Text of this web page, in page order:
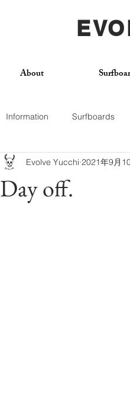
About
Information Surfboards
Photos Surf Trip
Day off.
Evolve Yucchi 2021年9月